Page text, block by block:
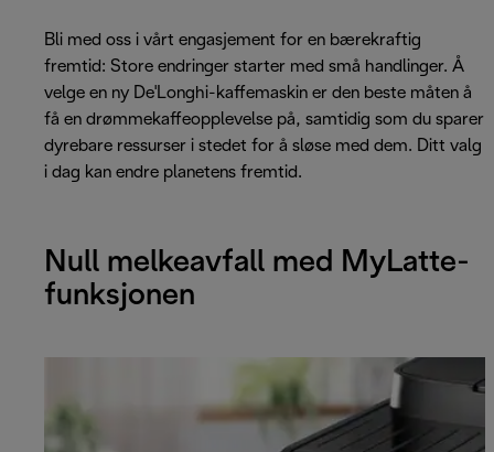
Bli med oss i vårt engasjement for en bærekraftig
fremtid: Store endringer starter med små handlinger. Å
velge en ny De'Longhi-kaffemaskin er den beste måten å
få en drømmekaffeopplevelse på, samtidig som du sparer
dyrebare ressurser i stedet for å sløse med dem. Ditt valg
i dag kan endre planetens fremtid.
Null melkeavfall med MyLatte-
funksjonen